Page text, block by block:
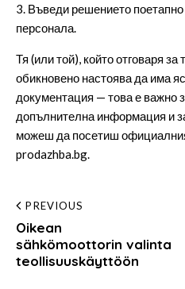
3. Въведи решението
персонала.
Тя (или той), който отговаря
обикновено настоява да има
документация — това е важно
допълнителна информация и
можеш да посетиш
prodazhba.bg.
Post
navigation
PREVIOUS
Oikean
sähkömoottorin valinta
teollisuuskäyttöön